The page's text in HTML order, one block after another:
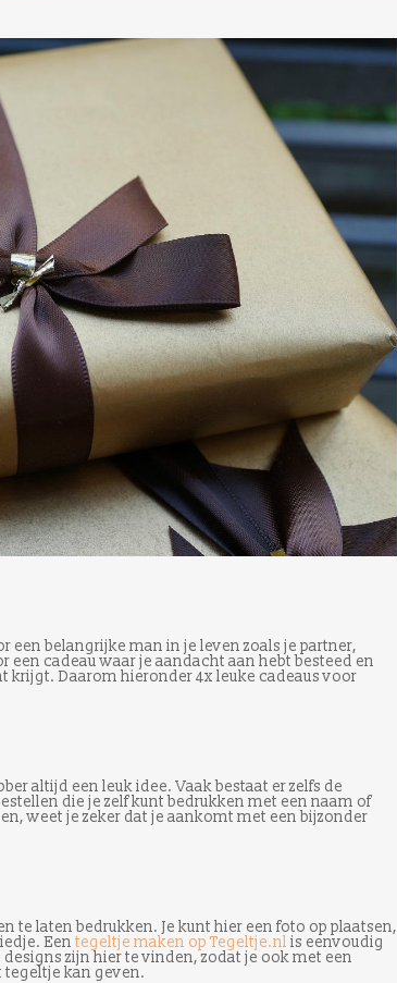
een belangrijke man in je leven zoals je partner,
een cadeau waar je aandacht aan hebt besteed en
krijgt. Daarom hieronder 4x leuke cadeaus voor
altijd een leuk idee. Vaak bestaat er zelfs de
die je zelf kunt bedrukken met een naam of
weet je zeker dat je aankomt met een bijzonder
te laten bedrukken. Je kunt hier een foto op plaatsen,
Een tegeltje maken op Tegeltje.nl is eenvoudig
zijn hier te vinden, zodat je ook met een
tegeltje kan geven.